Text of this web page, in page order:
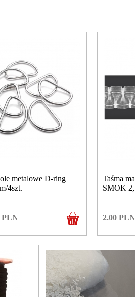
metalowe D-ring
4szt.
PLN
Taśma
SMOK
2.00 PLN